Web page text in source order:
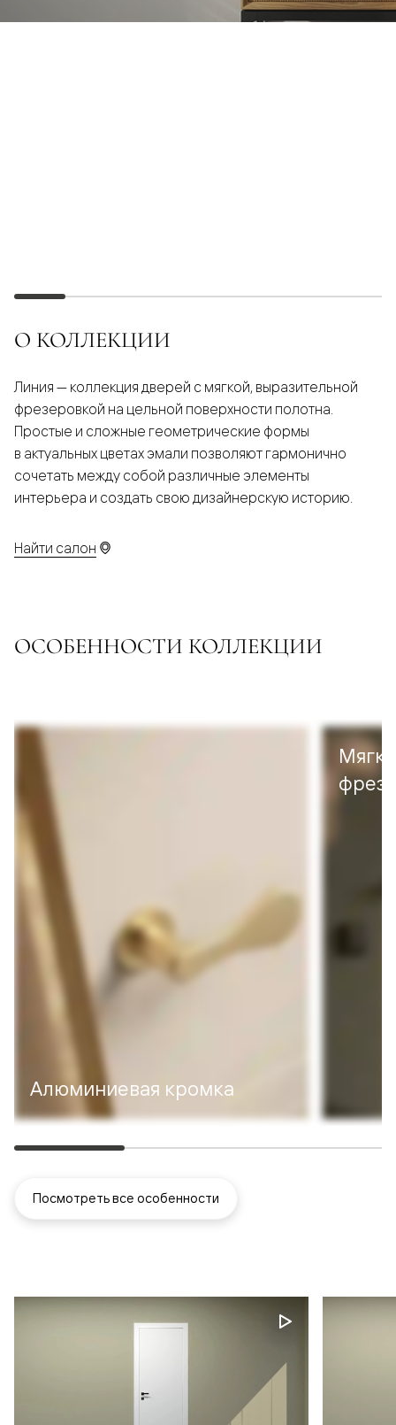
О КОЛЛЕКЦИИ
Линия — коллекция дверей с мягкой, выразительной
фрезеровкой на цельной поверхности полотна.
Простые и сложные геометрические формы
в актуальных цветах эмали позволяют гармонично
сочетать между собой различные элементы
интерьера и создать свою дизайнерскую историю.
Найти салон
ОСОБЕННОСТИ КОЛЛЕКЦИИ
Алюминиевая кромка
Посмотреть все особенности